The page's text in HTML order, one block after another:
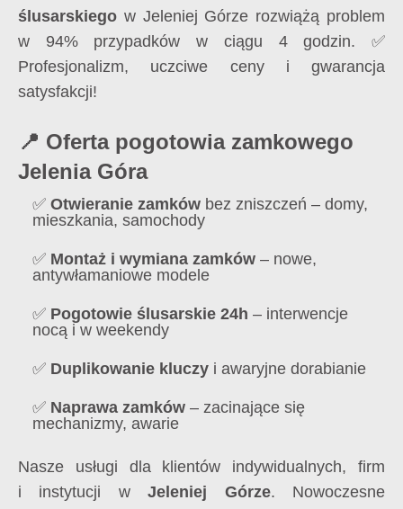
ślusarskiego w Jeleniej Górze rozwiążą problem
w 94% przypadków w ciągu 4 godzin. ✅
Profesjonalizm, uczciwe ceny i gwarancja
satysfakcji!
📍 Oferta pogotowia zamkowego
Jelenia Góra
✅ Otwieranie zamków bez zniszczeń – domy,
mieszkania, samochody
✅ Montaż i wymiana zamków – nowe,
antywłamaniowe modele
✅ Pogotowie ślusarskie 24h – interwencje
nocą i w weekendy
✅ Duplikowanie kluczy i awaryjne dorabianie
✅ Naprawa zamków – zacinające się
mechanizmy, awarie
Nasze usługi dla klientów indywidualnych, firm
i instytucji wJeleniej Górze. Nowoczesne